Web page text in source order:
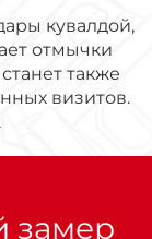
кувалдой,
отмычки
также
визитов.
замер